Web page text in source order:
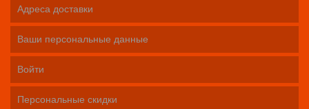
Адреса доставки
Ваши персональные данные
Войти
Персональные скидки